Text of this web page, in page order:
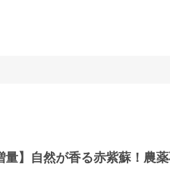
】自然が香る赤紫蘇！農